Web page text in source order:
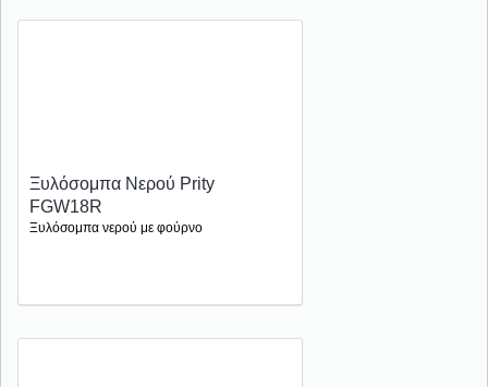
Ξυλόσομπα Νερού Prity
FGW18R
Ξυλόσομπα νερού με φούρνο